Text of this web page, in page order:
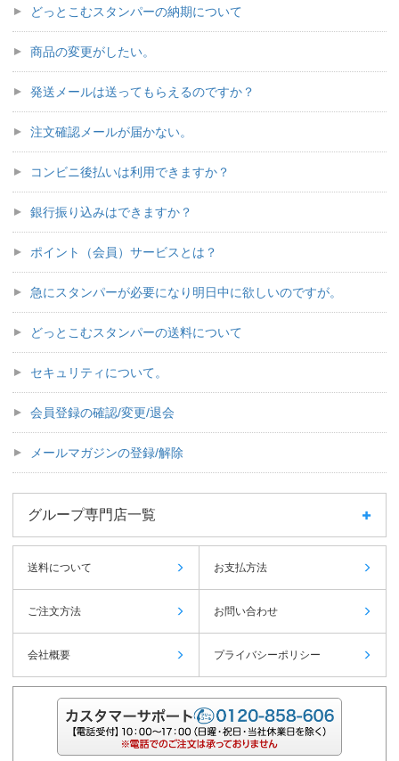
どっとこむスタンパーの納期について
商品の変更がしたい。
発送メールは送ってもらえるのですか？
注文確認メールが届かない。
コンビニ後払いは利用できますか？
銀行振り込みはできますか？
ポイント（会員）サービスとは？
急にスタンパーが必要になり明日中に欲しいのですが。
どっとこむスタンパーの送料について
セキュリティについて。
会員登録の確認/変更/退会
メールマガジンの登録/解除
グループ専門店一覧
送料について お支払方法
ご注文方法 お問い合わせ
会社概要 プライバシーポリシー